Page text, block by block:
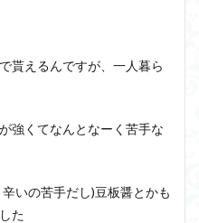
貰えるんですが、一人暮ら
強くてなんとなーく苦手な
いの苦手だし)豆板醤とかも
た